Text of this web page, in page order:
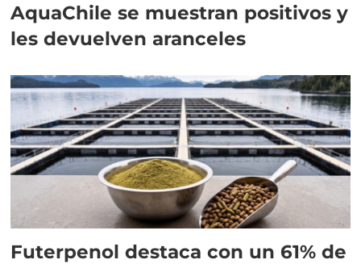
AquaChile se muestran positivos y
les devuelven aranceles
Futerpenol destaca con un 61% de